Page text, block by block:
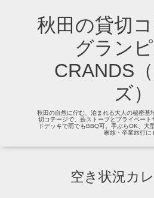
秋田の貸切コ
グラン
CRANDS
ズ）
秋田の自然に佇む、泊まれる大人の秘密基
切コテージで、薪ストーブとプライベート
ドデッキで雨でもBBQ可。手ぶらOK、大
家族・卒業旅行に
空き状況カ